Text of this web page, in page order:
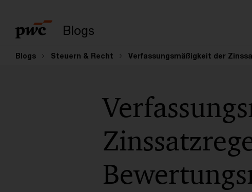
Blogs
Blogs Steuern & Recht Verfassungsmäßigkeit der